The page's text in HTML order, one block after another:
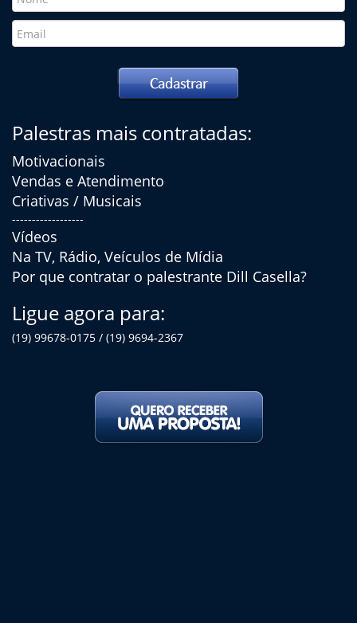
Palestras mais contratadas:
Motivacionais
Vendas e Atendimento
Criativas / Musicais
------------------
Vídeos
Na TV, Rádio, Veículos de Mídia
Por que contratar o palestrante Dill Casella?
Ligue agora para:
(19) 99678-0175 / (19) 9694-2367